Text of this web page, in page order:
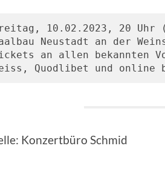
10.02.2023, 20 Uhr
Neustadt an der
an allen bekannten
Quodlibet und online
Konzertbüro Schmid